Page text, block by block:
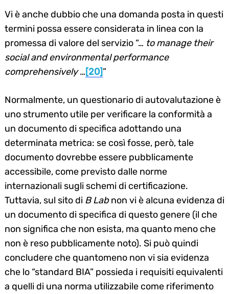
Vi è anche dubbio che una domanda posta in questi
termini possa essere considerata in linea con la
promessa di valore del servizio “… to manage their
social and environmental performance
comprehensively…[20]”
Normalmente, un questionario di autovalutazione è
uno strumento utile per verificare la conformità a
un documento di specifica adottando una
determinata metrica: se così fosse, però, tale
documento dovrebbe essere pubblicamente
accessibile, come previsto dalle norme
internazionali sugli schemi di certificazione.
Tuttavia, sul sito di B Labnon vi è alcuna evidenza di
un documento di specifica di questo genere (il che
non significa che non esista, ma quanto meno che
non è reso pubblicamente noto). Si può quindi
concludere che quantomeno non vi sia evidenza
che lo “standard BIA” possieda i requisiti equivalenti
a quelli di una norma utilizzabile come riferimento